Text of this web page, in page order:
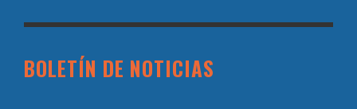
BOLETÍN DE NOTICIAS